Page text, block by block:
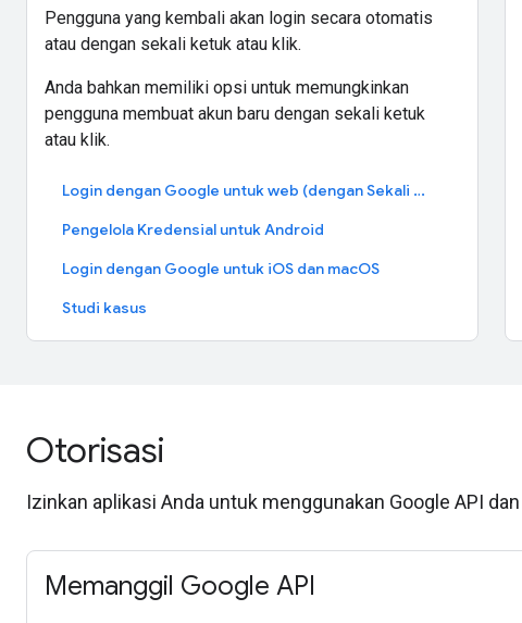
Pengguna yang kembali akan login secara otomatis
atau dengan sekali ketuk atau klik.
Anda bahkan memiliki opsi untuk memungkinkan
pengguna membuat akun baru dengan sekali ketuk
atau klik.
Login dengan Google untuk web (dengan Sekali Ketuk)
Pengelola Kredensial untuk Android
Login dengan Google untuk iOS dan macOS
Studi kasus
Otorisasi
Izinkan aplikasi Anda untuk menggunakan Google API
Memanggil Google API